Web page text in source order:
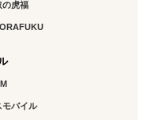
の虎福
モバイル